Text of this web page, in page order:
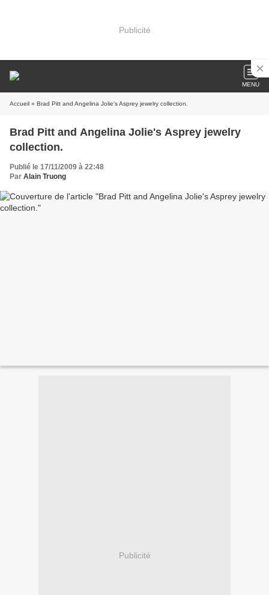
Publicité
MENU
Accueil » Brad Pitt and Angelina Jolie's Asprey jewelry collection.
Brad Pitt and Angelina Jolie's Asprey jewelry
collection.
Publié le 17/11/2009 à 22:48
Par Alain Truong
Publicité